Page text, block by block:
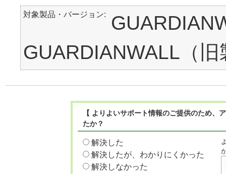
対象製品・バージョン
GUARDIANWALL（旧
【 よりよいサポート情報のご提供のため、
たか？
解決した
解決したが、わかりにくかった
解決しなかった